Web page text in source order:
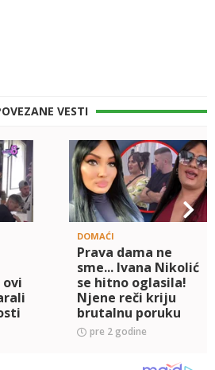
VESTI
ovi
DOMAĆI
Prava dama ne
sme... Ivana Nikolić
se hitno oglasila!
Njene reči kriju
brutalnu poruku
(FOTO)
pre 2 godine